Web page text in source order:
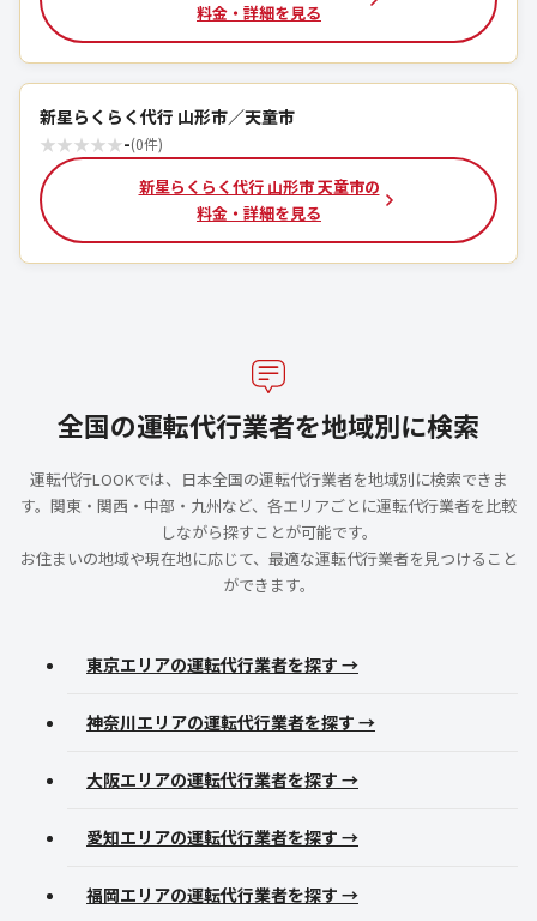
料金・詳細を見る
新星らくらく代行 山形市／天童市
★★★★★-(0件)
新星らくらく代行 山形市 天童市の
料金・詳細を見る
全国の運転代行業者を地域別に検索
運転代行LOOKでは、日本全国の運転代行業者を地域別に検索できま
す。関東・関西・中部・九州など、各エリアごとに運転代行業者を比較
しながら探すことが可能です。
お住まいの地域や現在地に応じて、最適な運転代行業者を見つけること
ができます。
東京エリアの運転代行業者を探す →
神奈川エリアの運転代行業者を探す →
大阪エリアの運転代行業者を探す →
愛知エリアの運転代行業者を探す →
福岡エリアの運転代行業者を探す →